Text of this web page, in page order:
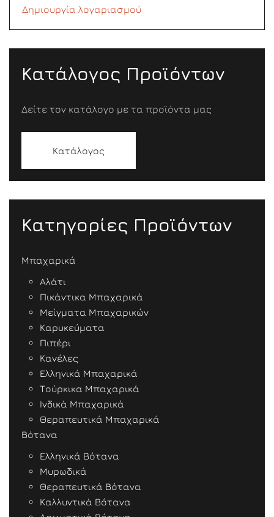
Δημιουργία λογαριασμού
Κατάλογος Προϊόντων
Δείτε τον κατάλογο με τα προϊόντα μας
Κατάλογος
Κατηγορίες Προϊόντων
Μπαχαρικά
Αλάτι
Πικάντικα Μπαχαρικά
Μείγματα Μπαχαρικών
Καρυκεύματα
Πιπέρι
Κανέλες
Ελληνικά Μπαχαρικά
Τούρκικα Μπαχαρικά
Ινδικά Μπαχαρικά
Θεραπευτικά Μπαχαρικά
Βότανα
Ελληνικά Βότανα
Μυρωδικά
Θεραπευτικά Βότανα
Καλλυντικά Βότανα